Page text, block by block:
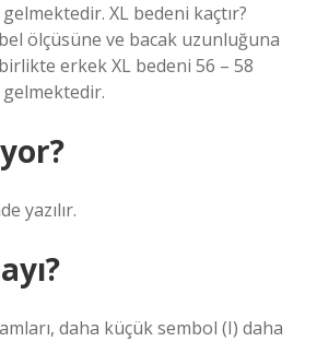
XL bedeni kaçtır?
ölçüsüne ve bacak uzunluğuna
erkek XL bedeni 56 – 58
yazılır.
daha küçük sembol (I) daha